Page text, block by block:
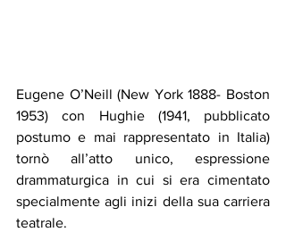
Eugene O’Neill (New York 1888- Boston
1953) con Hughie (1941, pubblicato
postumo e mai rappresentato in Italia)
tornò all’atto unico, espressione
drammaturgica in cui si era cimentato
specialmente agli inizi della sua carriera
teatrale.